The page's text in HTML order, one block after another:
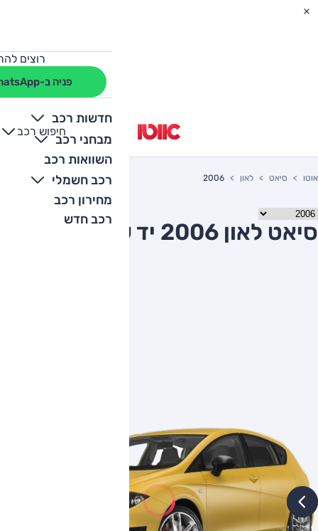
רוצים
פניה ב-WhatsApp
חדשות רכב
מבחני רכב
השוואות רכב
רכב חשמלי
מחירון רכב
רכב חדש
חיפוש רכב
+
-
אוטו סיאט לאון 2006
סיאט לאון 2006 יד שניה